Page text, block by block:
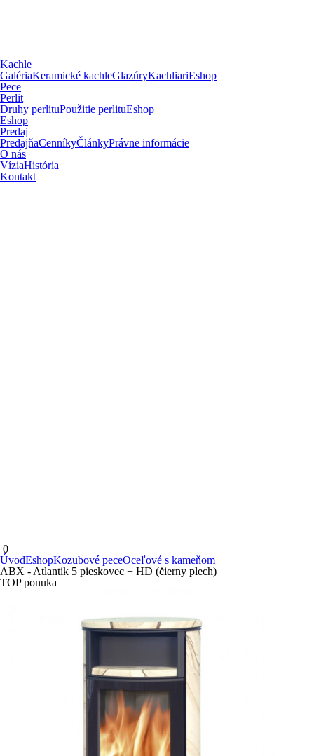
Kachle
GalériaKeramické kachleGlazúryKachliariEshop
Pece
Perlit
Druhy perlituPoužitie perlituEshop
Eshop
Predaj
PredajňaCenníkyČlánkyPrávne informácie
O nás
VíziaHistória
Kontakt
0
ÚvodEshopKozubové peceOceľové s kameňom
ABX - Atlantik 5 pieskovec + HD (čierny plech)
TOP ponuka